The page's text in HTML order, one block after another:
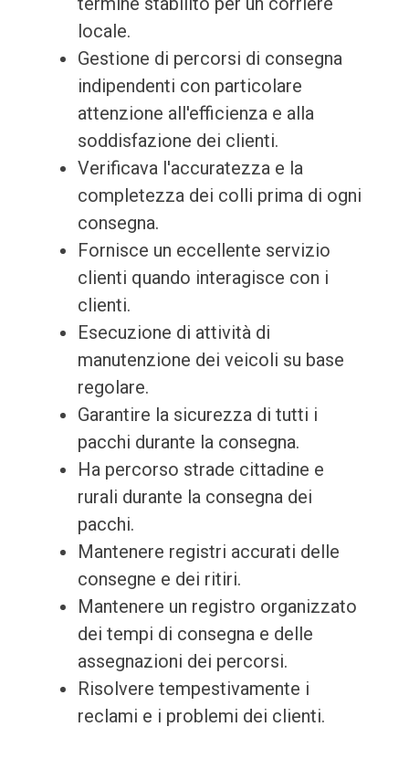
locale.
Gestione di percorsi di consegna
indipendenti con particolare
attenzione all'efficienza e alla
soddisfazione dei clienti.
Verificava l'accuratezza e la
completezza dei colli prima di ogni
consegna.
Fornisce un eccellente servizio
clienti quando interagisce con i
clienti.
Esecuzione di attività di
manutenzione dei veicoli su base
regolare.
Garantire la sicurezza di tutti i
pacchi durante la consegna.
Ha percorso strade cittadine e
rurali durante la consegna dei
pacchi.
Mantenere registri accurati delle
consegne e dei ritiri.
Mantenere un registro organizzato
dei tempi di consegna e delle
assegnazioni dei percorsi.
Risolvere tempestivamente i
reclami e i problemi dei clienti.